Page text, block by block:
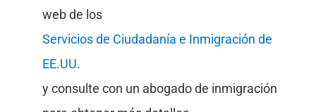
web de los
Servicios de Ciudadanía e Inmigración de
EE.UU.
y consulte con un abogado de inmigración